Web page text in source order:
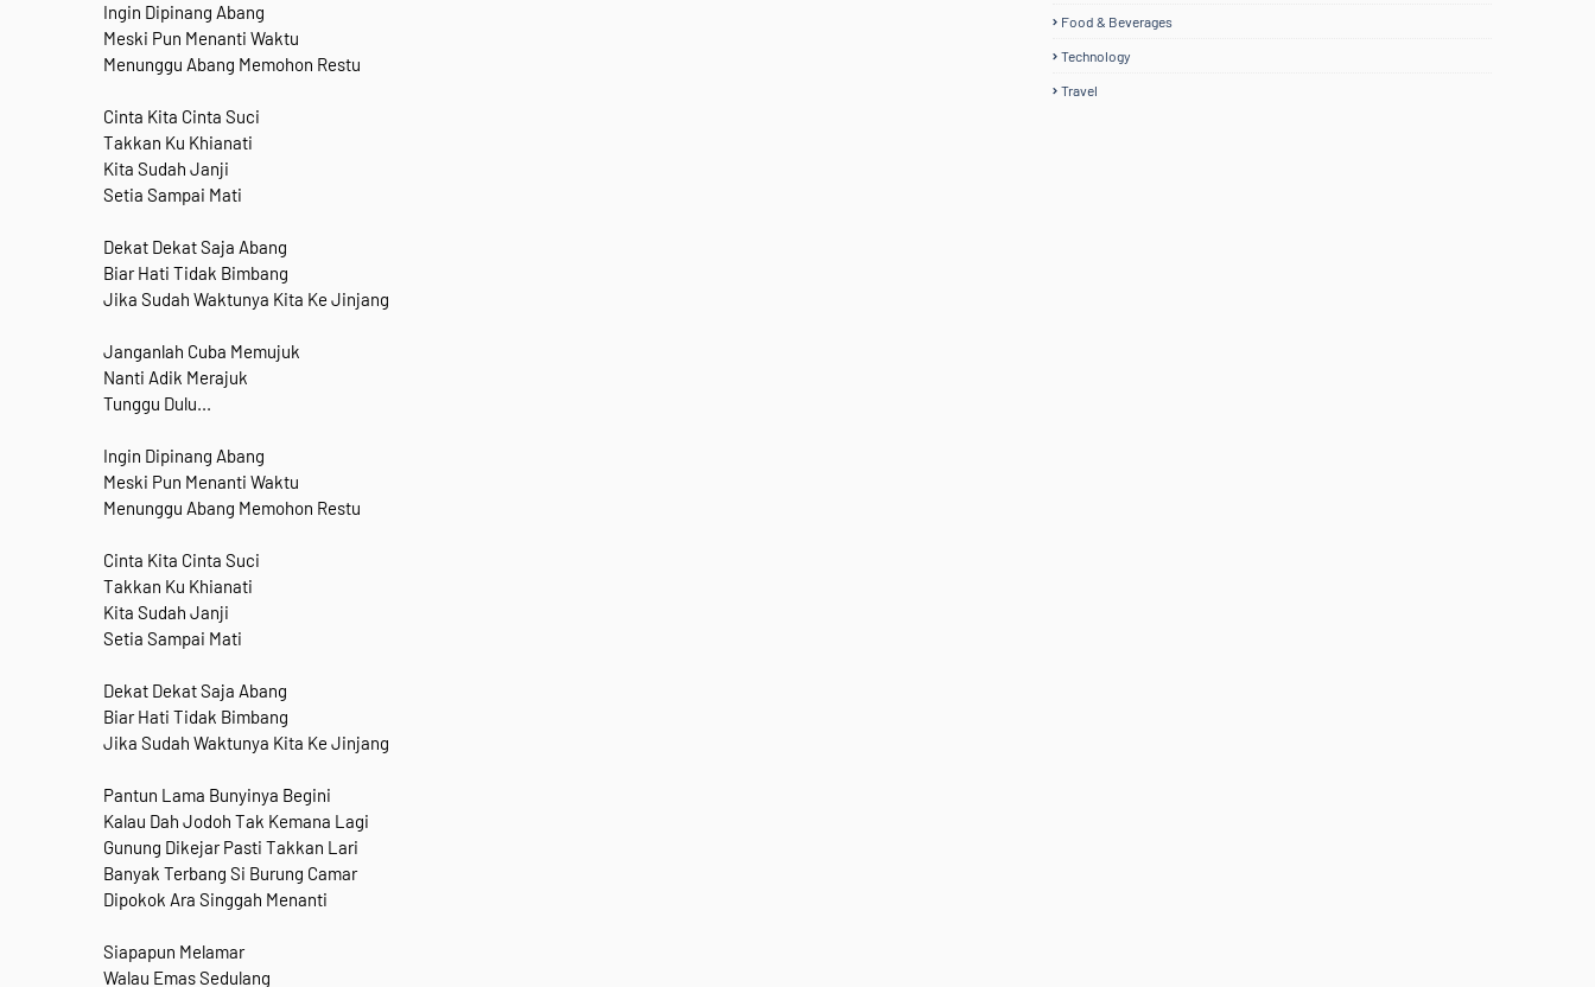
Ingin Dipinang Abang
Meski Pun Menanti Waktu
Menunggu Abang Memohon Restu
Cinta Kita Cinta Suci
Takkan Ku Khianati
Kita Sudah Janji
Setia Sampai Mati
Dekat Dekat Saja Abang
Biar Hati Tidak Bimbang
Jika Sudah Waktunya Kita Ke Jinjang
Janganlah Cuba Memujuk
Nanti Adik Merajuk
Tunggu Dulu...
Ingin Dipinang Abang
Meski Pun Menanti Waktu
Menunggu Abang Memohon Restu
Cinta Kita Cinta Suci
Takkan Ku Khianati
Kita Sudah Janji
Setia Sampai Mati
Dekat Dekat Saja Abang
Biar Hati Tidak Bimbang
Jika Sudah Waktunya Kita Ke Jinjang
Pantun Lama Bunyinya Begini
Kalau Dah Jodoh Tak Kemana Lagi
Gunung Dikejar Pasti Takkan Lari
Banyak Terbang Si Burung Camar
Dipokok Ara Singgah Menanti
Siapapun Melamar
Walau Emas Sedulang
Food & Beverages
Technology
Travel